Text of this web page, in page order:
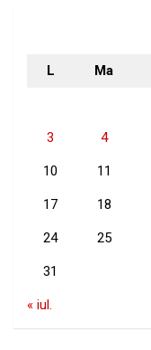
L Ma
3 4
10 11
17 18
24 25
31
« iul.